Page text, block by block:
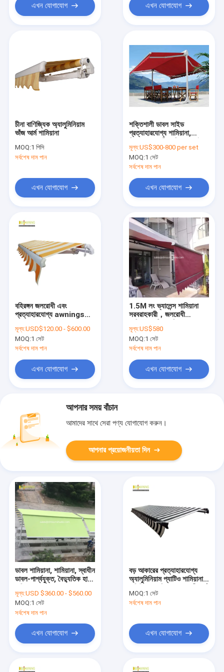
এখন যোগাযোগ এখন যোগাযোগ
চীনা বাণিজ্যিক অ্যালুমিনিয়াম
ভাঁজ আর্ম শামিয়ানা
MOQ:1 পিসি
সর্বশেষ দাম পান
এখন যোগাযোগ
শক্তিশালী ডাবল সাইড
প্রত্যাহারযোগ্য শামিয়ানা,
চ্যানেলের সাথে শামিয়ানা
মূল্য:US$300-800 per set
MOQ:1 সেট
সর্বশেষ দাম পান
এখন যোগাযোগ
বহিরঙ্গন জলরোধী এবং
প্রত্যাহারযোগ্য awnings
মূল্য:USD$120.00 - $600.00
MOQ:1 সেট
সর্বশেষ দাম পান
এখন যোগাযোগ
1.5M লং ভ্যালেন্স শামিয়ানা
সরবরাহকারী，জলরোধী
শামিয়ানা
মূল্য:US$580
MOQ:1 সেট
সর্বশেষ দাম পান
এখন যোগাযোগ
আপনার সময় বাঁচান
আমাদের সাথে সেরা পণ্য যোগাযোগ করুন।
আপনার প্রয়োজনীয়তা দিন
ডাবল শামিয়ানা, শামিয়ানা, স্বাধীন
ডাবল-পার্শ্বযুক্ত, বৈদ্যুতিক হাত-
মূল্য:USD $360.00 - $560.00
MOQ:1 সেট
সর্বশেষ দাম পান
এখন যোগাযোগ
বড় আকারের প্রত্যাহারযোগ্য
অ্যালুমিনিয়াম প্যাটিও শামিয়ানা,
সুরক্ষা
MOQ:1 সেট
সর্বশেষ দাম পান
এখন যোগাযোগ